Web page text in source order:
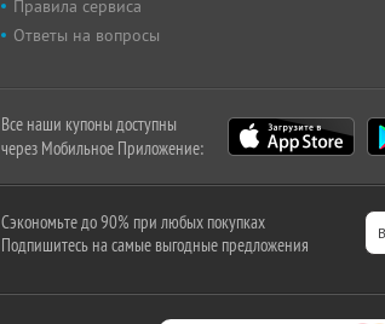
Правила сервиса
Ответы на вопросы
Все наши купоны доступны
через Мобильное Приложение:
Сэкономьте до 90% при любых покупках
Подпишитесь на самые выгодные предложения